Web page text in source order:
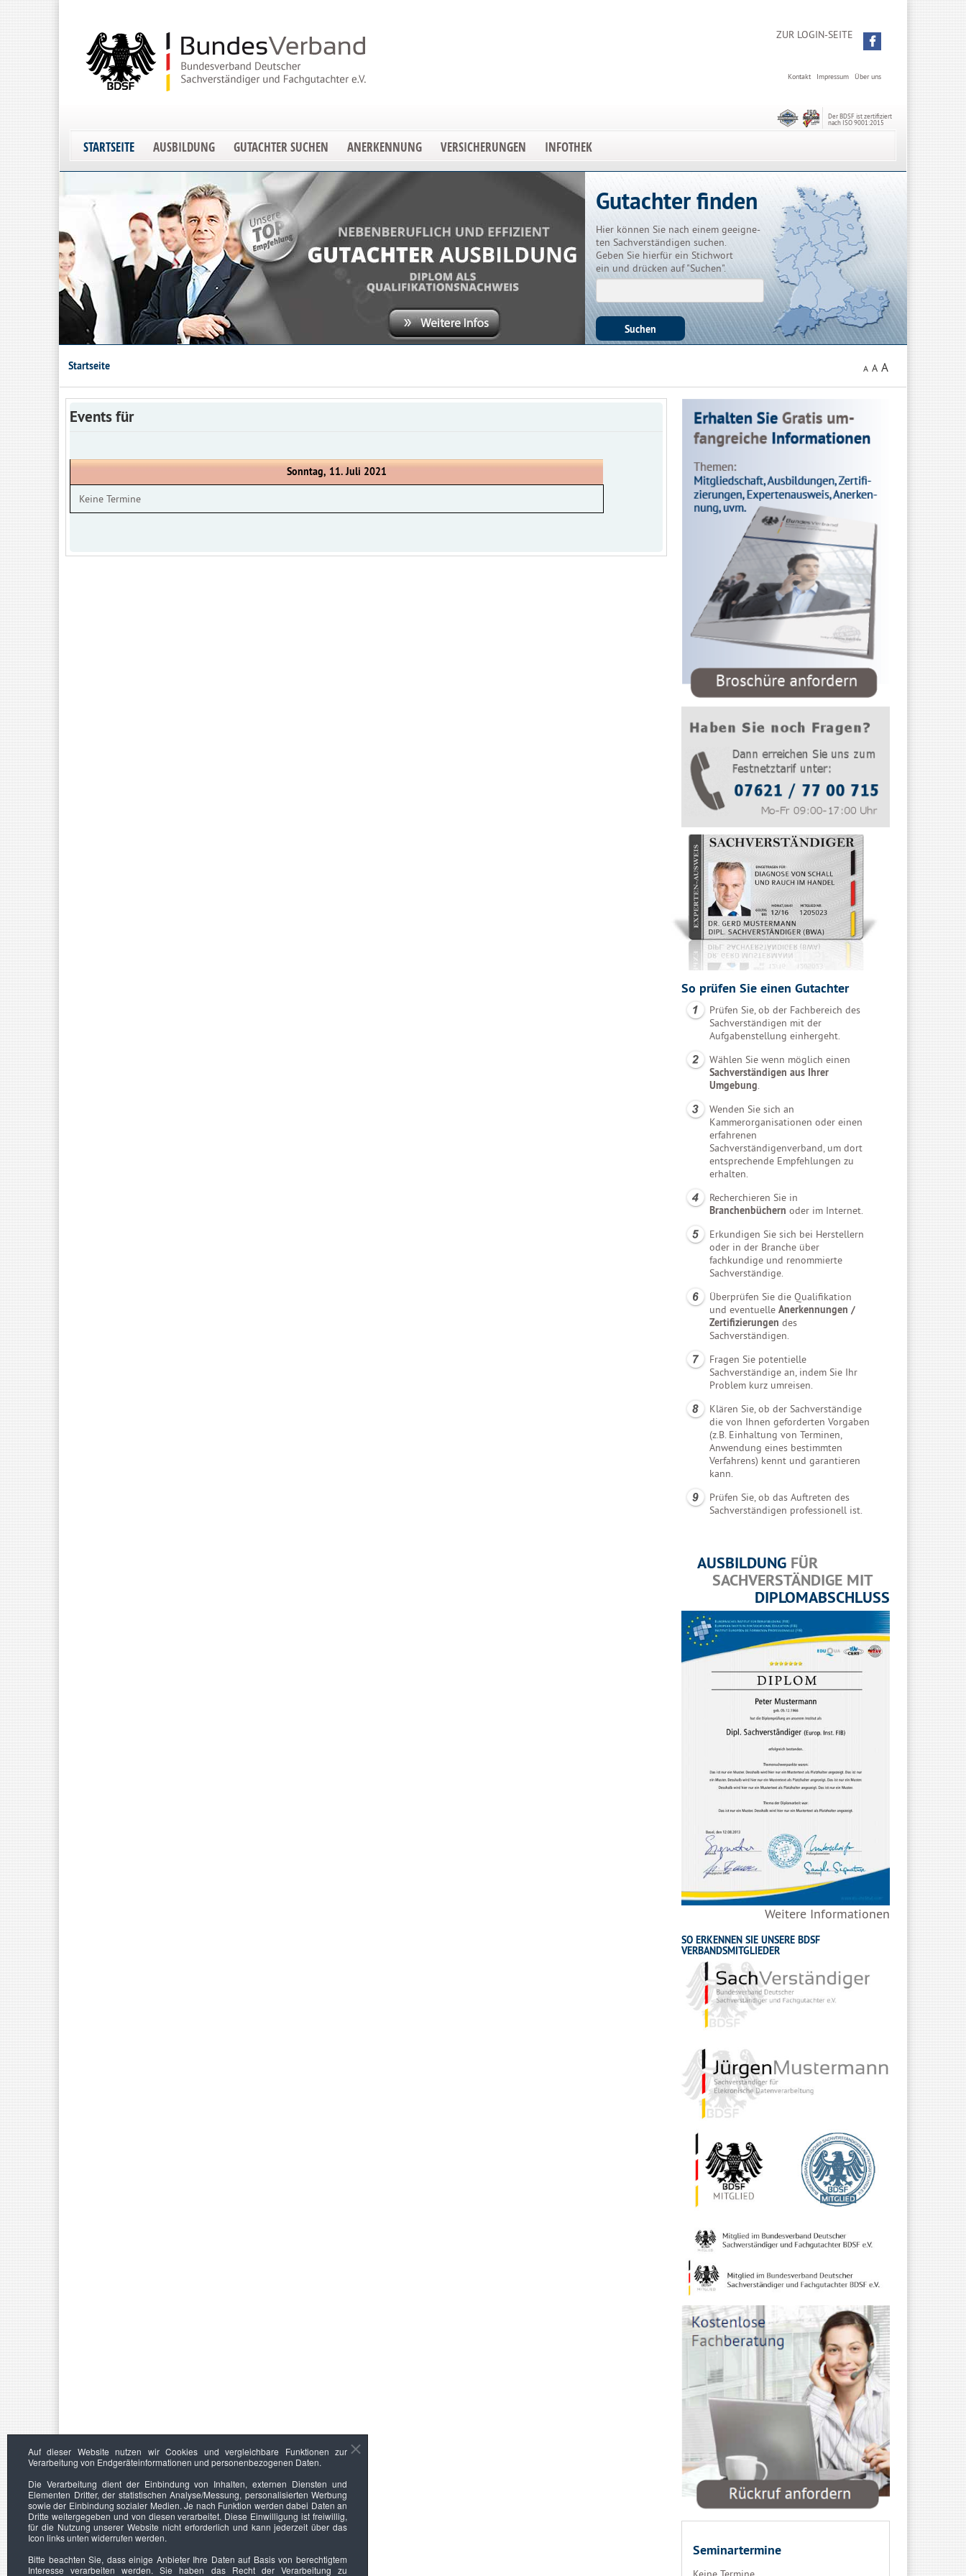
ZUR LOGIN-SEITE
Über uns
Impressum
Kontakt
Der BDSF ist zertifiziert
nach ISO 9001:2015
STARTSEITE AUSBILDUNG GUTACHTER SUCHEN ANERKENNUNG VERSICHERUNGEN INFOTHEK
Gutachter finden
Hier können Sie nach einem geeigne-
ten Sachverständigen suchen.
Geben Sie hierfür ein Stichwort
ein und drücken auf "Suchen".
Startseite A A A
Events für
Sonntag, 11. Juli 2021
Keine Termine
So prüfen Sie einen Gutachter
Prüfen Sie, ob der Fachbereich des
Sachverständigen mit der
Aufgabenstellung einhergeht.
Wählen Sie wenn möglich einen
Sachverständigen aus Ihrer
Umgebung.
Wenden Sie sich an
Kammerorganisationen oder einen
erfahrenen
Sachverständigenverband, um dort
entsprechende Empfehlungen zu
erhalten.
Recherchieren Sie in
Branchenbüchern oder im Internet.
Erkundigen Sie sich bei Herstellern
oder in der Branche über
fachkundige und renommierte
Sachverständige.
Überprüfen Sie die Qualifikation
und eventuelle Anerkennungen /
Zertifizierungen des
Sachverständigen.
Fragen Sie potentielle
Sachverständige an, indem Sie Ihr
Problem kurz umreisen.
Klären Sie, ob der Sachverständige
die von Ihnen geforderten Vorgaben
(z.B. Einhaltung von Terminen,
Anwendung eines bestimmten
Verfahrens) kennt und garantieren
kann.
Prüfen Sie, ob das Auftreten des
Sachverständigen professionell ist.
AUSBILDUNG FÜR
SACHVERSTÄNDIGE MIT
DIPLOMABSCHLUSS
Weitere Informationen
SO ERKENNEN SIE UNSERE BDSF
VERBANDSMITGLIEDER
Seminartermine
Auf dieser Website nutzen wir Cookies und vergleichbare Funktionen zur
Verarbeitung von Endgeräteinformationen und personenbezogenen Daten.
Die Verarbeitung dient der Einbindung von Inhalten, externen Diensten und
Elementen Dritter, der statistischen Analyse/Messung, personalisierten Werbung
sowie der Einbindung sozialer Medien. Je nach Funktion werden dabei Daten an
Dritte weitergegeben und von diesen verarbeitet. Diese Einwilligung ist freiwillig,
für die Nutzung unserer Website nicht erforderlich und kann jederzeit über das
Icon links unten widerrufen werden.
Bitte beachten Sie, dass einige Anbieter Ihre Daten auf Basis von berechtigtem
Interesse verarbeiten werden. Sie haben das Recht der Verarbeitung zu